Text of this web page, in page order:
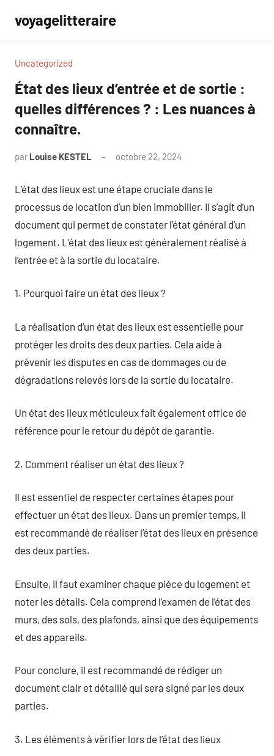
contenu
voyagelitteraire
Uncategorized
État des lieux d’entrée et de sortie :
quelles différences ? : Les nuances à
connaître.
par Louise KESTEL octobre 22, 2024
L’état des lieux est une étape cruciale dans le
processus de location d’un bien immobilier. Il s’agit d’un
document qui permet de constater l’état général d’un
logement. L’état des lieux est généralement réalisé à
l’entrée et à la sortie du locataire.
1. Pourquoi faire un état des lieux ?
La réalisation d’un état des lieux est essentielle pour
protéger les droits des deux parties. Cela aide à
prévenir les disputes en cas de dommages ou de
dégradations relevés lors de la sortie du locataire.
Un état des lieux méticuleux fait également office de
référence pour le retour du dépôt de garantie.
2. Comment réaliser un état des lieux ?
Il est essentiel de respecter certaines étapes pour
effectuer un état des lieux. Dans un premier temps, il
est recommandé de réaliser l’état des lieux en présence
des deux parties.
Ensuite, il faut examiner chaque pièce du logement et
noter les détails. Cela comprend l’examen de l’état des
murs, des sols, des plafonds, ainsi que des équipements
et des appareils.
Pour conclure, il est recommandé de rédiger un
document clair et détaillé qui sera signé par les deux
parties.
3. Les éléments à vérifier lors de l’état des lieux